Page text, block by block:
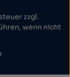
zzgl.
wenn nicht